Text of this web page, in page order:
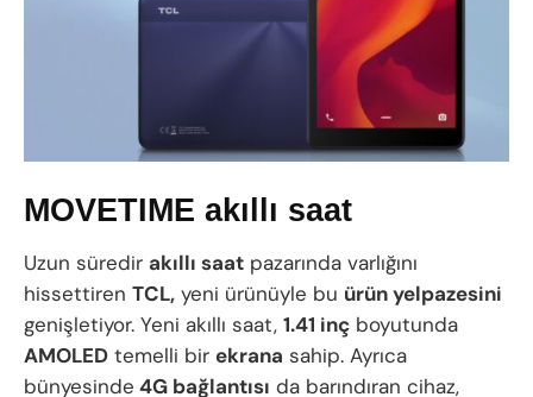
MOVETIME akıllı saat
Uzun süredir akıllı saat pazarında varlığını
hissettiren TCL, yeni ürünüyle bu ürün yelpazesini
genişletiyor. Yeni akıllı saat, 1.41 inç boyutunda
AMOLED temelli bir ekrana sahip. Ayrıca
bünyesinde 4G bağlantısı da barındıran cihaz,